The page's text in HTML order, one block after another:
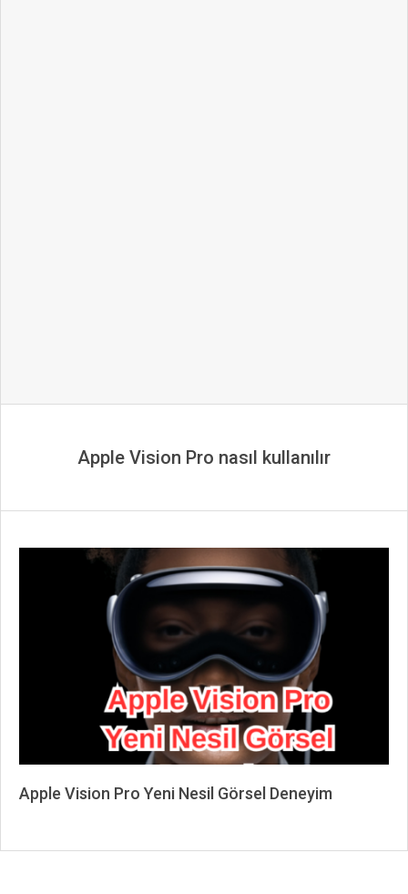
Apple Vision Pro nasıl kullanılır
Apple Vision Pro Yeni Nesil Görsel Deneyim